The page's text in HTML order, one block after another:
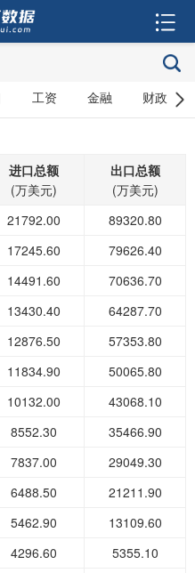
工资 金融 财政
进口总额
(万美元)
出口总额
(万美元)
21792.00
89320.80
17245.60
79626.40
14491.60
70636.70
13430.40
64287.70
12876.50
57353.80
11834.90
50065.80
10132.00
43068.10
8552.30
35466.90
7837.00
29049.30
6488.50
21211.90
5462.90
13109.60
4296.60
5355.10